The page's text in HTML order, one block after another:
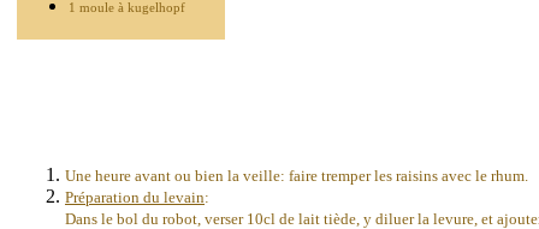
1 moule à kugelhopf
Une heure avant ou bien la veille: faire tremper les raisins avec le rhum.
Préparation du levain:
Dans le bol du robot, verser 10cl de lait tiède, y diluer la levure, et